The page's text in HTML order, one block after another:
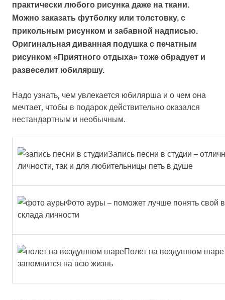
практически любого рисунка даже на ткани.
Можно заказать футболку или толстовку, с
прикольным рисунком и забавной надписью.
Оригинальная диванная подушка с печатным
рисунком «Приятного отдыха» тоже обрадует и
развеселит юбиляршу.
Надо узнать, чем увлекается юбилярша и о чем она
мечтает, чтобы в подарок действительно оказался
нестандартным и необычным.
Запись песни в студии –
личности, так и для любительницы петь в душе
Фото ауры – поможет лучше понять свой
склада личности
Полет на воздушном шаре
запомнится на всю жизнь